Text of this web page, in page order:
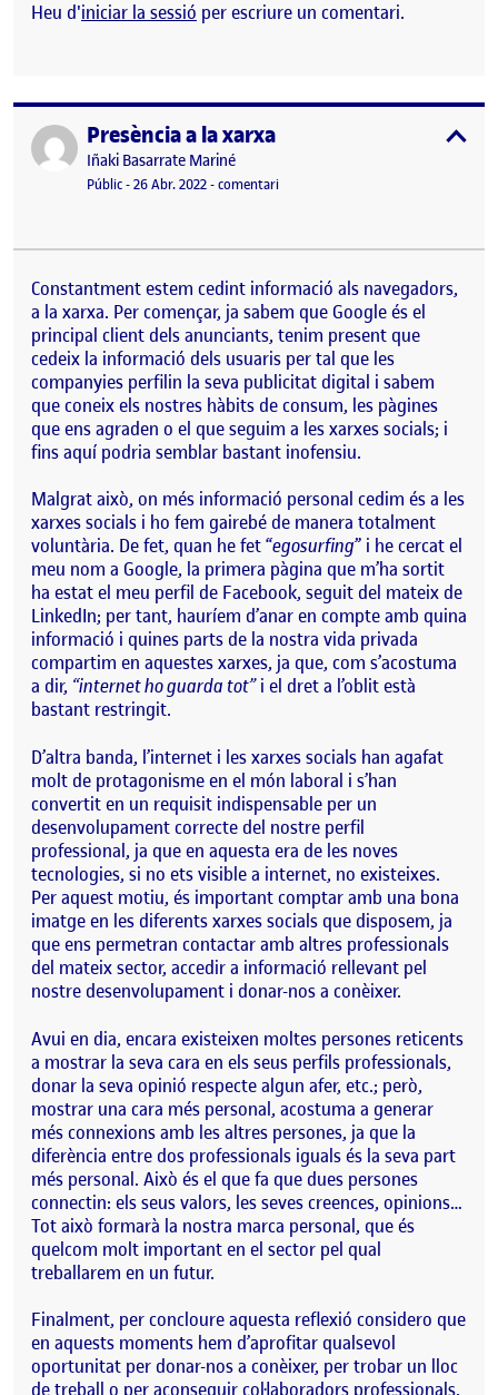
Heu d'iniciar la sessió per escriure un comentari.
Publicat perPresència a la xarxa
Publicat per
Iñaki Basarrate Mariné
Visibilitat:
Públic-Data de publicació
26 Abr. 2022-comentariel Presència a la xarxa
Constantment estem cedint informació als navegadors,
a la xarxa. Per començar, ja sabem que Google és el
principal client dels anunciants, tenim present que
cedeix la informació dels usuaris per tal que les
companyies perfilin la seva publicitat digital i sabem
que coneix els nostres hàbits de consum, les pàgines
que ens agraden o el que seguim a les xarxes socials; i
fins aquí podria semblar bastant inofensiu.
Malgrat això, on més informació personal cedim és a les
xarxes socials i ho fem gairebé de manera totalment
voluntària. De fet, quan he fet “egosurfing” i he cercat el
meu nom a Google, la primera pàgina que m’ha sortit
ha estat el meu perfil de Facebook, seguit del mateix de
LinkedIn; per tant, hauríem d’anar en compte amb quina
informació i quines parts de la nostra vida privada
compartim en aquestes xarxes, ja que, com s’acostuma
a dir, “internet ho guarda tot”i el dret a l’oblit està
bastant restringit.
D’altra banda, l’internet i les xarxes socials han agafat
molt de protagonisme en el món laboral i s’han
convertit en un requisit indispensable per un
desenvolupament correcte del nostre perfil
professional, ja que en aquesta era de les noves
tecnologies, si no ets visible a internet, no existeixes.
Per aquest motiu, és important comptar amb una bona
imatge en les diferents xarxes socials que disposem, ja
que ens permetran contactar amb altres professionals
del mateix sector, accedir a informació rellevant pel
nostre desenvolupament i donar-nos a conèixer.
Avui en dia, encara existeixen moltes persones reticents
a mostrar la seva cara en els seus perfils professionals,
donar la seva opinió respecte algun afer, etc.; però,
mostrar una cara més personal, acostuma a generar
més connexions amb les altres persones, ja que la
diferència entre dos professionals iguals és la seva part
més personal. Això és el que fa que dues persones
connectin: els seus valors, les seves creences, opinions…
Tot això formarà la nostra marca personal, que és
quelcom molt important en el sector pel qual
treballarem en un futur.
Finalment, per concloure aquesta reflexió considero que
en aquests moments hem d’aprofitar qualsevol
oportunitat per donar-nos a conèixer, per trobar un lloc
de treball o per aconseguir col·laboradors professionals.